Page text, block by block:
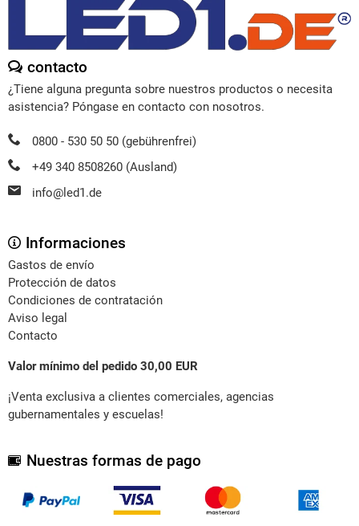
contacto
¿Tiene alguna pregunta sobre nuestros productos o necesita
asistencia? Póngase en contacto con nosotros.
0800 - 530 50 50 (gebührenfrei)
+49 340 8508260 (Ausland)
info@led1.de
Informaciones
Gastos de envío
Protección de datos
Condiciones de contratación
Aviso legal
Contacto
Valor mínimo del pedido 30,00 EUR
¡Venta exclusiva a clientes comerciales, agencias
gubernamentales y escuelas!
Nuestras formas de pago